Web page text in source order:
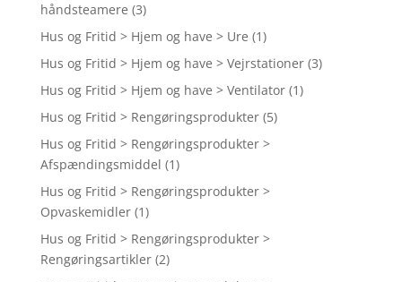
håndsteamere (3)
Hus og Fritid > Hjem og have > Ure (1)
Hus og Fritid > Hjem og have > Vejrstationer (3)
Hus og Fritid > Hjem og have > Ventilator (1)
Hus og Fritid > Rengøringsprodukter (5)
Hus og Fritid > Rengøringsprodukter >
Afspændingsmiddel (1)
Hus og Fritid > Rengøringsprodukter >
Opvaskemidler (1)
Hus og Fritid > Rengøringsprodukter >
Rengøringsartikler (2)